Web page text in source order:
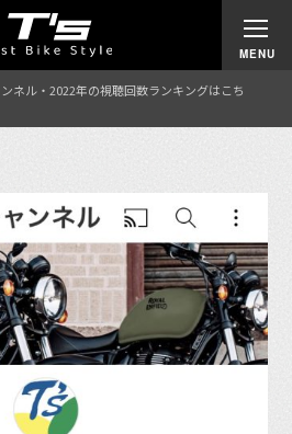
ネル・2022年の視聴回数ランキングはこち